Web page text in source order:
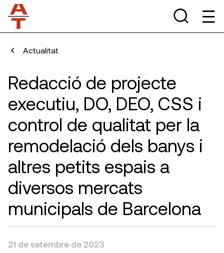
Actualitat
Redacció de projecte
executiu, DO, DEO, CSS i
control de qualitat per la
remodelació dels banys i
altres petits espais a
diversos mercats
municipals de Barcelona
21 de setembre de 2023